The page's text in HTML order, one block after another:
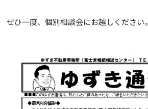
ぜひ一度、個別相談会にお越しください。